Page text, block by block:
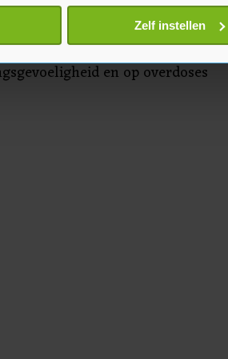
gegevens worden verwerkt en
beter en wordt jouw bezoek
gemaakte keuze altijd wijzigen of
Zelf instellen
opiaten. Purdue Pharma
via agressieve
aangeprezen, terwijl het
en op overdoses